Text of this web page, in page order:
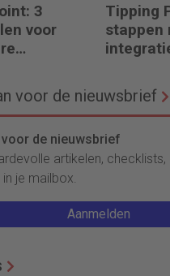
3
voor
Tipping
stappen
voor de nieuwsbrief
de nieuwsbrief
artikelen, checklists,
je mailbox.
Aanmelden